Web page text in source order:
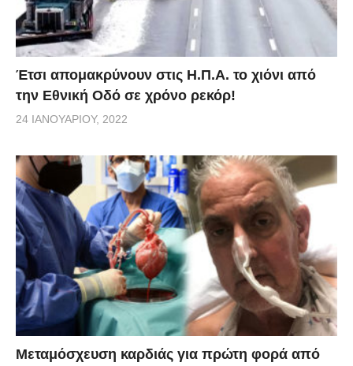
Έτσι απομακρύνουν στις Η.Π.Α. το χιόνι από
την Εθνική Οδό σε χρόνο ρεκόρ!
24 ΙΑΝΟΥΑΡΊΟΥ, 2022
Μεταμόσχευση καρδιάς για πρώτη φορά από